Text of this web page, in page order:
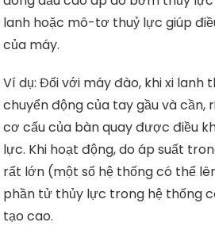
lanh hoặc mô-tơ thuỷ lực giúp
của máy.
Ví dụ: Đối với máy đào, khi xi lanh
chuyển động của tay gầu và cần,
cơ cấu của bàn quay được điều
lực. Khi hoạt động, do áp suất
rất lớn (một số hệ thống có thể
phần tử thủy lực trong hệ thống
tạo cao.